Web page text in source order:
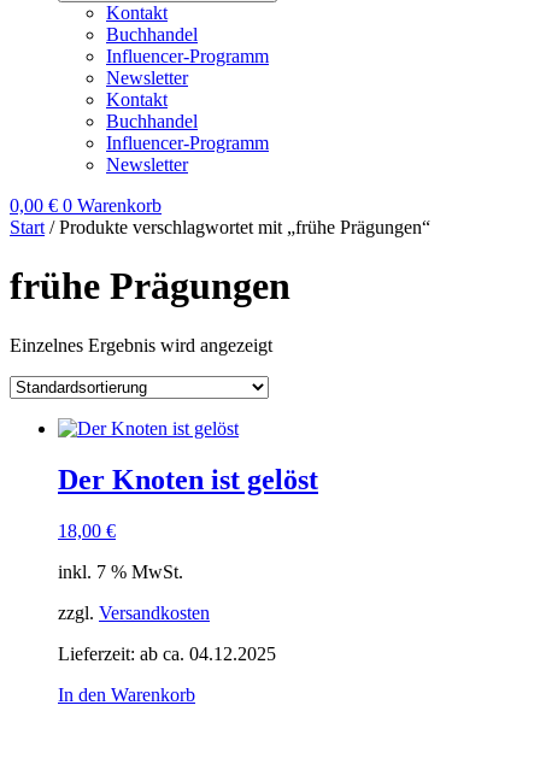
Kontakt
Buchhandel
Influencer-Programm
Newsletter
Kontakt
Buchhandel
Influencer-Programm
Newsletter
0,00 € 0 Warenkorb
Start / Produkte verschlagwortet mit „frühe Prägungen“
frühe Prägungen
Einzelnes Ergebnis wird angezeigt
Der Knoten ist gelöst
18,00 €
inkl. 7 % MwSt.
zzgl. Versandkosten
Lieferzeit: ab ca. 04.12.2025
In den Warenkorb